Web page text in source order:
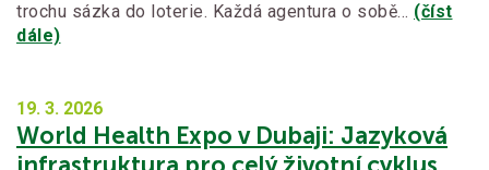
trochu sázka do loterie. Každá agentura o sobě… (číst
dále)
19. 3. 2026
World Health Expo v Dubaji: Jazyková